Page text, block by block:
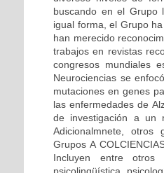
buscando en el Grupo
igual forma, el Grupo
han merecido
trabajos en revistas
congresos mundiales
Neurociencias se
mutaciones en genes
las enfermedades de
de investigación a un
Adicionalmnete, otros
Grupos A
Incluyen entre otros